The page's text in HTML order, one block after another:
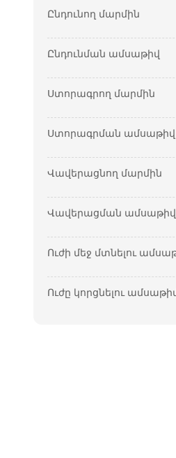
Ընդունող մարմին
Ընդունման ամսաթիվ
Ստորագրող մարմին
Ստորագրման ամսաթիվ
Վավերացնող մարմին
Վավերացման ամսաթիվ
Ուժի մեջ մտնելու
Ուժը կորցնելու